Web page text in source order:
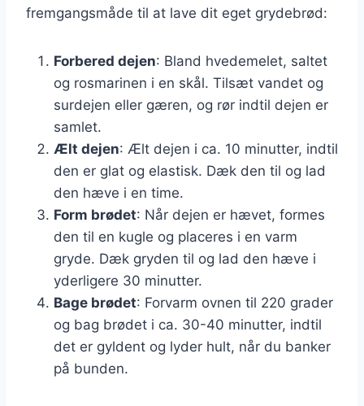
fremgangsmåde til at lave dit eget grydebrød:
Forbered dejen: Bland hvedemelet, saltet
og rosmarinen i en skål. Tilsæt vandet og
surdejen eller gæren, og rør indtil dejen er
samlet.
Ælt dejen: Ælt dejen i ca. 10 minutter, indtil
den er glat og elastisk. Dæk den til og lad
den hæve i en time.
Form brødet: Når dejen er hævet, formes
den til en kugle og placeres i en varm
gryde. Dæk gryden til og lad den hæve i
yderligere 30 minutter.
Bage brødet: Forvarm ovnen til 220 grader
og bag brødet i ca. 30-40 minutter, indtil
det er gyldent og lyder hult, når du banker
på bunden.